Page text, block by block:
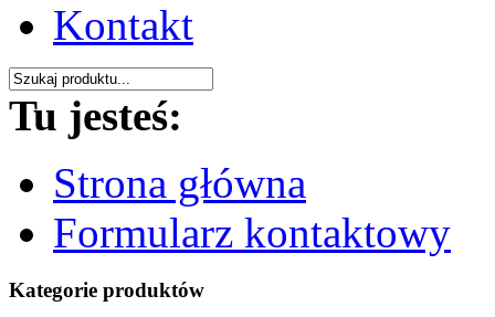
Kontakt
Tu jesteś:
Strona główna
Formularz kontaktowy
Kategorie produktów